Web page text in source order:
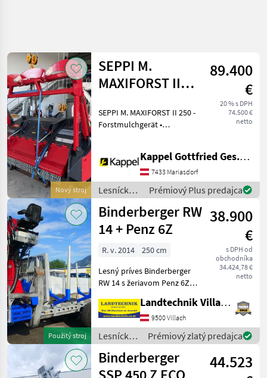
Nový stroj
SEPPI M.
MAXIFORST II
Forstmulcher
(Turbok., DV...)
89.400
€
20 % s DPH
74.500 €
netto
SEPPI M. MAXIFORST II 250 -
Forstmulchgerät •
Außenbreite: 300 cm •
mulcht Holz bis 60 cm Ø •
Gehäuse aus hochfestem
Stahl
Kappel Gottfried Ges.m.b.H.
7433 Mariasdorf
Lesnícke a
drevárske
stroje /
SEPPI M.
Prémiový Plus predajca
Použitý stroj
Binderberger RW
14 + Penz 6Z
38.900
€
s DPH od
obchodníka
34.424,78 €
netto
R. v. 2014
250 cm
Lesný príves Binderberger
RW 14 s žeriavom Penz 6Z, s
joystickom a nožným
ovládaním, hydraulickým
vlastným napájaním s
dvojitým liatinovým čer
Landtechnik Villach GmbH
9500 Villach
Lesnícke a
drevárske
stroje /
Binderberger
Prémiový zlatý predajca
Binderberger
44.523